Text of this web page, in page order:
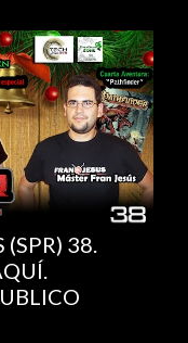
(SPR) 38.